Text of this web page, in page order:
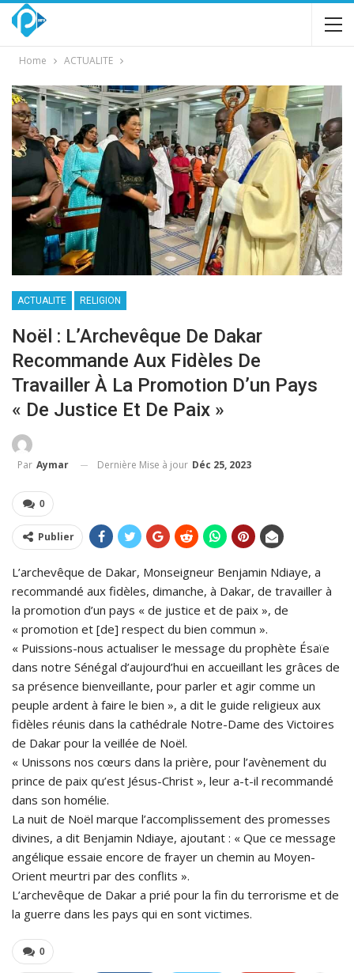
Home ACTUALITE
ACTUALITE RELIGION
Noël : L’Archevêque De Dakar
Recommande Aux Fidèles De
Travailler À La Promotion D’un Pays
« De Justice Et De Paix »
Par Aymar Dernière Mise à jour Déc 25, 2023
0
Publier
L’archevêque de Dakar, Monseigneur Benjamin Ndiaye, a
recommandé aux fidèles, dimanche, à Dakar, de travailler à
la promotion d’un pays « de justice et de paix », de
« promotion et [de] respect du bien commun ».
« Puissions-nous actualiser le message du prophète Ésaïe
dans notre Sénégal d’aujourd’hui en accueillant les grâces de
sa présence bienveillante, pour parler et agir comme un
peuple ardent à faire le bien », a dit le guide religieux aux
fidèles réunis dans la cathédrale Notre-Dame des Victoires
de Dakar pour la veillée de Noël.
« Unissons nos cœurs dans la prière, pour l’avènement du
prince de paix qu’est Jésus-Christ », leur a-t-il recommandé
dans son homélie.
La nuit de Noël marque l’accomplissement des promesses
divines, a dit Benjamin Ndiaye, ajoutant : « Que ce message
angélique essaie encore de frayer un chemin au Moyen-
Orient meurtri par des conflits ».
L’archevêque de Dakar a prié pour la fin du terrorisme et de
la guerre dans les pays qui en sont victimes.
0